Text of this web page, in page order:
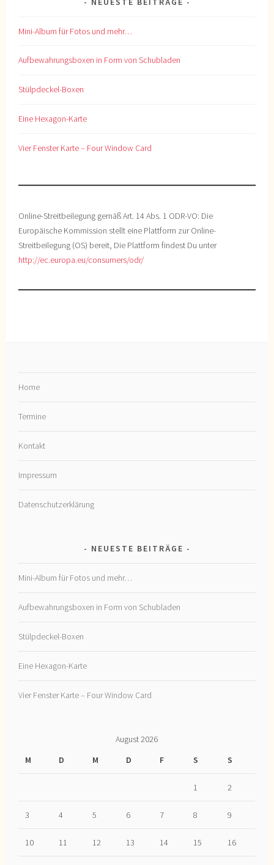
Mini-Album für Fotos und mehr…
Aufbewahrungsboxen in Form von Schubladen
Stülpdeckel-Boxen
Eine Hexagon-Karte
Vier Fenster Karte – Four Window Card
Online-Streitbeilegung gemäß Art. 14 Abs. 1 ODR-VO: Die
Europäische Kommission stellt eine Plattform zur Online-
Streitbeilegung (OS) bereit, Die Plattform findest Du unter
http://ec.europa.eu/consumers/odr/
Home
Termine
Kontakt
Impressum
Datenschutzerklärung
NEUESTE BEITRÄGE
Mini-Album für Fotos und mehr…
Aufbewahrungsboxen in Form von Schubladen
Stülpdeckel-Boxen
Eine Hexagon-Karte
Vier Fenster Karte – Four Window Card
August 2026
M
D M D F S S
1 2
3 4 5 6 7 8 9
10 11 12 13 14 15 16